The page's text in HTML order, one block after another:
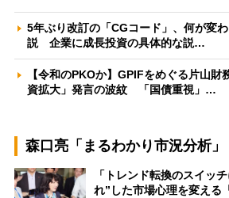
5年ぶり改訂の「CGコード」、何が変
説 企業に成長投資の具体的な説…
【令和のPKOか】GPIFをめぐる片山財
資拡大」発言の波紋 「国債重視」…
森口亮「まるわかり市況分析」
「トレンド転換のスイッ
れ”した市場心理を変える